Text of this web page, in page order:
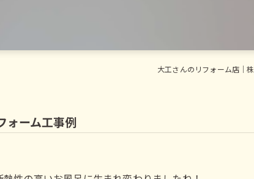
大工さんのリフォーム店｜
ーム工事例